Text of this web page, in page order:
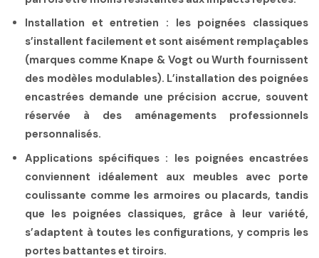
Installation et entretien : les poignées classiques
s’installent facilement et sont aisément remplaçables
(marques comme Knape & Vogt ou Wurth fournissent
des modèles modulables). L’installation des poignées
encastrées demande une précision accrue, souvent
réservée à des aménagements professionnels
personnalisés.
Applications spécifiques : les poignées encastrées
conviennent idéalement aux meubles avec porte
coulissante comme les armoires ou placards, tandis
que les poignées classiques, grâce à leur variété,
s’adaptent à toutes les configurations, y compris les
portes battantes et tiroirs.